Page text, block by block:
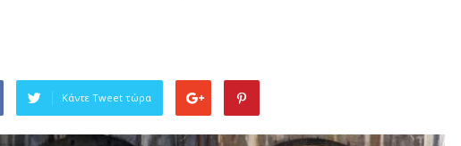
Κάντε Tweet τώρα